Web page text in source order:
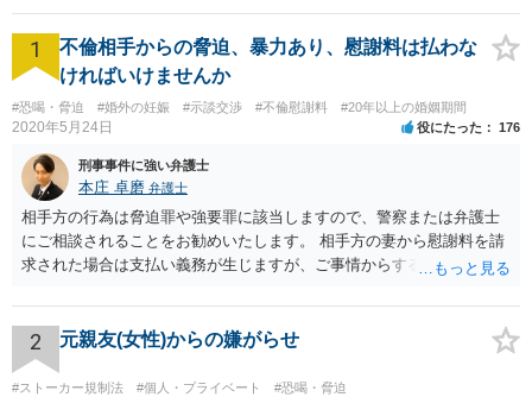
1
不倫相手からの脅迫、暴力あり、慰謝料は払わな
ければいけませんか
#恐喝・脅迫 #婚外の妊娠 #示談交渉 #不倫慰謝料 #20年以上の婚姻期間
2020年5月24日 役にたった 176
刑事事件に強い弁護士
本庄 卓磨 弁護士
相手方の行為は脅迫罪や強要罪に該当しますので、警察または弁護士
にご相談されることをお勧めいたします。 相手方の妻から慰謝料を請
求された場合は支払い義務が生じますが、ご事情からすると減額交渉
2 元親友(女性)からの嫌がらせ
#ストーカー規制法 #個人・プライベート #恐喝・脅迫